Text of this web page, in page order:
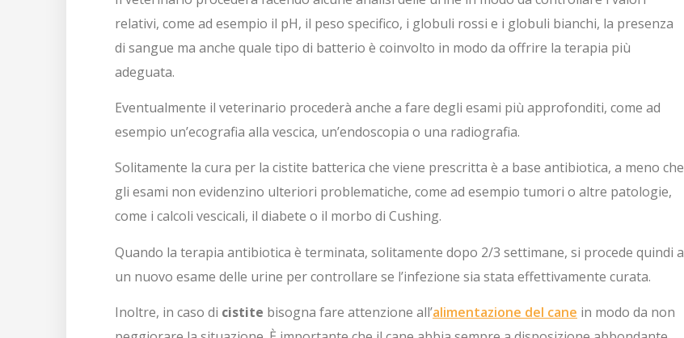
relativi, come ad esempio il pH, il peso specifico, i globuli rossi e i globuli bianchi, la presenza
di sangue ma anche quale tipo di batterio è coinvolto in modo da offrire la terapia più
adeguata.
Eventualmente il veterinario procederà anche a fare degli esami più approfonditi, come ad
esempio un’ecografia alla vescica, un’endoscopia o una radiografia.
Solitamente la cura per la cistite batterica che viene prescritta è a base antibiotica, a meno che
gli esami non evidenzino ulteriori problematiche, come ad esempio tumori o altre patologie,
come i calcoli vescicali, il diabete o il morbo di Cushing.
Quando la terapia antibiotica è terminata, solitamente dopo 2/3 settimane, si procede quindi a
un nuovo esame delle urine per controllare se l’infezione sia stata effettivamente curata.
Inoltre, in caso di cistite bisogna fare attenzione all’alimentazione del cane in modo da non